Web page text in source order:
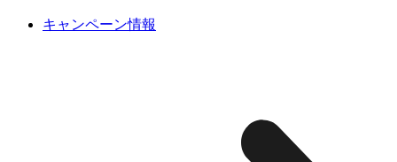
キャンペーン情報